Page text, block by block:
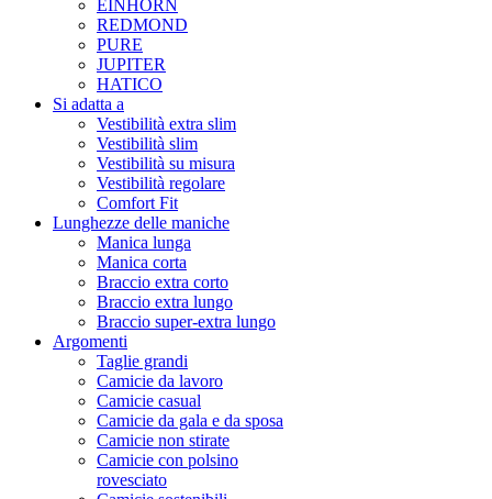
EINHORN
REDMOND
PURE
JUPITER
HATICO
Si adatta a
Vestibilità extra slim
Vestibilità slim
Vestibilità su misura
Vestibilità regolare
Comfort Fit
Lunghezze delle maniche
Manica lunga
Manica corta
Braccio extra corto
Braccio extra lungo
Braccio super-extra lungo
Argomenti
Taglie grandi
Camicie da lavoro
Camicie casual
Camicie da gala e da sposa
Camicie non stirate
Camicie con polsino
rovesciato